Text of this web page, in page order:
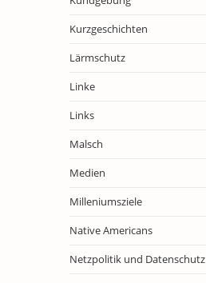
Kurzgeschichten
Lärmschutz
Linke
Links
Malsch
Medien
Milleniumsziele
Native Americans
Netzpolitik und Datenschutz